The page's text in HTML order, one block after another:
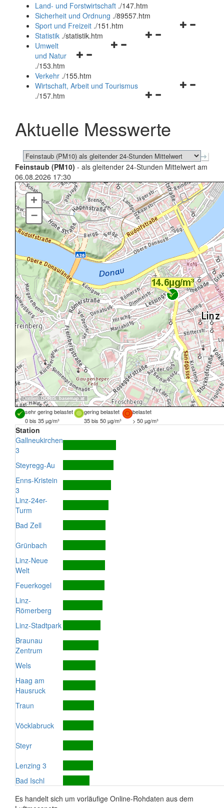
und
schließen
Land- und Forstwirtschaft ./147.htm
Sicherheit und Ordnung ./89557.htm
Navigationsmenü
Sport und Freizeit ./151.htm
Navigationsmenü
Statistik ./statistik.htm
Navigationsmenü
und
schließen
Umwelt
und Natur
./153.htm
Verkehr ./155.htm
Navigationsmenü
schließen
Wirtschaft, Arbeit und Tourismus
./157.htm
Aktuelle Messwerte
Feinstaub (PM10) - als gleitender 24-Stunden Mittelwert am
06.08.2026 17:30
Quellen:DORIS, basemap.at
+
–
sehr gering belastet gering belastet
belastet
0 bis 35 µg/m³
35 bis 50 µg/m³ > 50 µg/m³
Station
Gallneukirchen
3
Steyregg-Au
Enns-Kristein
3
Linz-24er-
Turm
Bad Zell
Grünbach
Linz-Neue
Welt
Feuerkogel
Linz-
Römerberg
Linz-Stadtpark
Braunau
Zentrum
Wels
Haag am
Hausruck
Traun
Vöcklabruck
Steyr
Lenzing 3
Bad Ischl
Es handelt sich um vorläufige Online-Rohdaten aus dem